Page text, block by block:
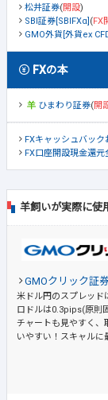
松井証券(開設)
SBI証券[SBIFXα] (FX
GMO外貨[外貨ex
FXの本
ひまわり証券(開
FXキャッシュバック
FX口座開設現金還元
羊飼いが実際に使
GMOクリック証
米ドル円のスプレッド
ロドルは0.3pips(原則
チャートも見やすく、
いやすい！スキャルに